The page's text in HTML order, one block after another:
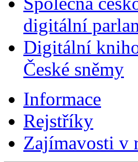
digitální
Digitální
České sněmy
Informace
Rejstříky
Zajímavosti v